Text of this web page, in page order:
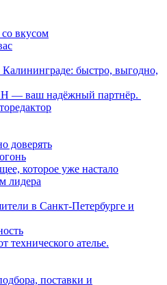
вкусом
быстро, выгодно,
— ваш надёжный партнёр.
доверять
которое уже настало
лидера
в Санкт-Петербурге и
технического ателье.
поставки и